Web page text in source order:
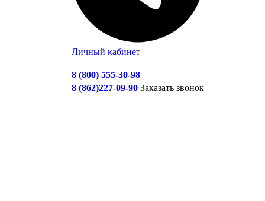
Личный кабинет
8 (800) 555-30-98
8 (862)227-09-90 Заказать звонок